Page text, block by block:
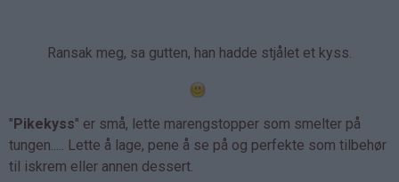
Ransak meg, sa gutten, han hadde stjålet et kyss.
"Pikekyss" er små, lette marengstopper som smelter på
tungen..... Lette å lage, pene å se på og perfekte som tilbehør
til iskrem eller annen dessert.